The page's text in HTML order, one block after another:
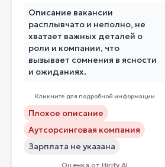
Описание вакансии
расплывчато и неполно, не
хватает важных деталей о
роли и компании, что
вызывает сомнения в ясности
и ожиданиях.
Кликните для подробной информации
Плохое описание
Аутсорсинговая компания
Зарплата не указана
Оценка от Hirify AI